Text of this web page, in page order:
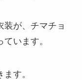
装が、チマチョ
います。
す。